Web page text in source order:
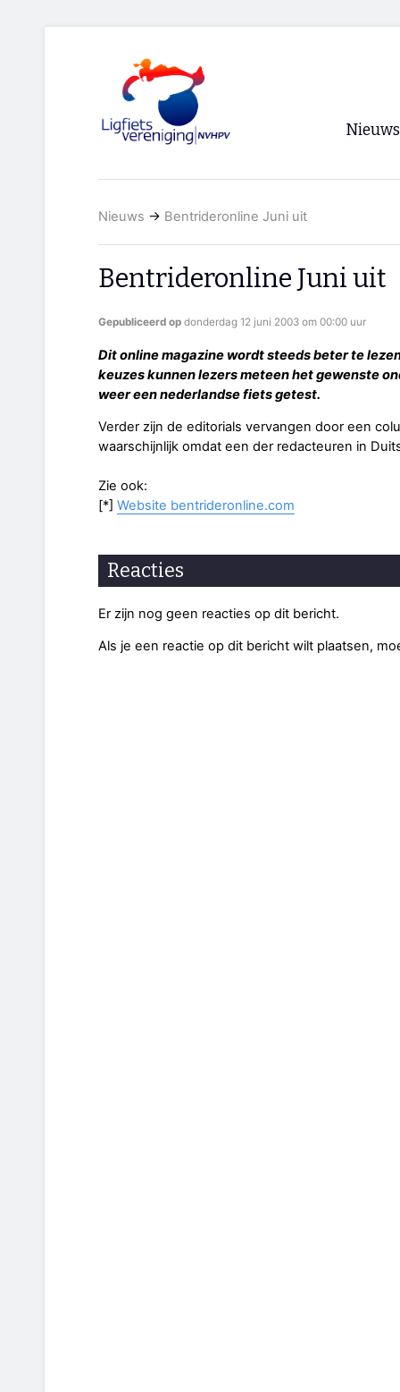
Nieuws
RSS
Nieuws → Bentrideronline Juni uit
Bentrideronline Juni uit
Gepubliceerd op donderdag 12 juni 2003 om 00:00 uur
Dit online magazine wordt steeds beter te
keuzes kunnen lezers meteen het gewenste
weer een nederlandse fiets getest.
Verder zijn de editorials vervangen door een
waarschijnlijk omdat een der redacteuren in
Zie ook:
[*] Website bentrideronline.com
Reacties
Er zijn nog geen reacties op dit bericht.
Als je een reactie op dit bericht wilt plaatsen,